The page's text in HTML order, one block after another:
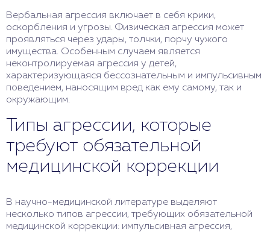
Вербальная агрессия включает в себя крики,
оскорбления и угрозы. Физическая агрессия может
проявляться через удары, толчки, порчу чужого
имущества. Особенным случаем является
неконтролируемая агрессия у детей,
характеризующаяся бессознательным и импульсивным
поведением, наносящим вред как ему самому, так и
окружающим.
Типы агрессии, которые
требуют обязательной
медицинской коррекции
В научно-медицинской литературе выделяют
несколько типов агрессии, требующих обязательной
медицинской коррекции: импульсивная агрессия,